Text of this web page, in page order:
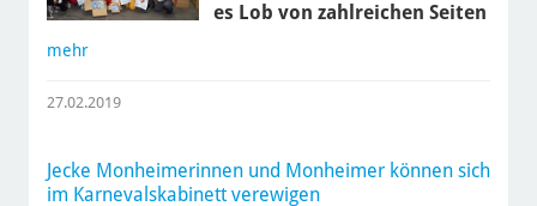
es Lob von zahlreichen Seiten
mehr
27.02.2019
Jecke Monheimerinnen und Monheimer können sich
im Karnevalskabinett verewigen